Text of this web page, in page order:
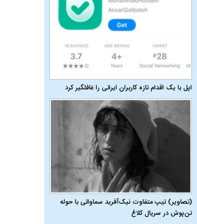
اپل با یک اقدام تازه کاربران ایرانی را غافلگیر کرد
(تصاویر) تیپ متفاوت نیک‌آفرید سماواتی با حوله
تن‌پوش در سریال کلاغ